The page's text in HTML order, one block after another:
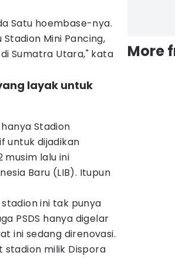
Satu hoembase-nya.
Mini Pancing,
Sumatra Utara," kata
layak untuk
Stadion
untuk dijadikan
musim lalu ini
Baru (LIB). Itupun
ini tak punya
PSDS hanya digelar
ini sedang direnovasi.
stadion milik Dispora
More